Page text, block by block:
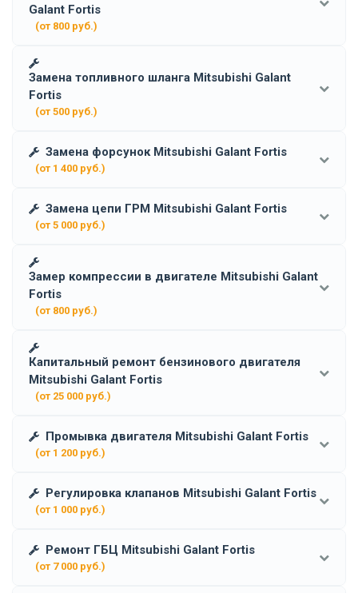
Galant Fortis
(от 800 руб.)
Замена топливного шланга Mitsubishi Galant
Fortis
(от 500 руб.)
Замена форсунок Mitsubishi Galant Fortis
(от 1 400 руб.)
Замена цепи ГРМ Mitsubishi Galant Fortis
(от 5 000 руб.)
Замер компрессии в двигателе Mitsubishi Galant
Fortis
(от 800 руб.)
Капитальный ремонт бензинового двигателя
Mitsubishi Galant Fortis
(от 25 000 руб.)
Промывка двигателя Mitsubishi Galant Fortis
(от 1 200 руб.)
Регулировка клапанов Mitsubishi Galant Fortis
(от 1 000 руб.)
Ремонт ГБЦ Mitsubishi Galant Fortis
(от 7 000 руб.)